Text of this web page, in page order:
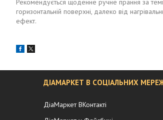
Рекомендується щоденне ручне прання за
горизонтальній поверхні, далеко від
ефект.
ДІАМАРКЕТ В СОЦІАЛЬНИХ
ДіаМаркет ВКонтакті